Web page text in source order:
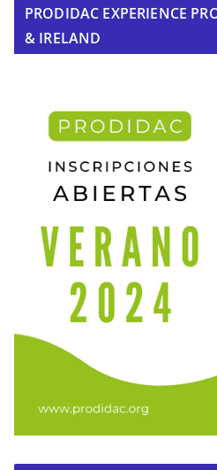
PRODIDAC EXPERIENCE
& IRELAND